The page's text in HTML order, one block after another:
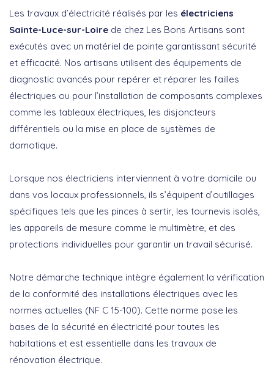
Les travaux d’électricité réalisés par les électriciens
Sainte-Luce-sur-Loire de chez Les Bons Artisans sont
exécutés avec un matériel de pointe garantissant sécurité
et efficacité. Nos artisans utilisent des équipements de
diagnostic avancés pour repérer et réparer les failles
électriques ou pour l’installation de composants complexes
comme les tableaux électriques, les disjoncteurs
différentiels ou la mise en place de systèmes de
domotique.
Lorsque nos électriciens interviennent à votre domicile ou
dans vos locaux professionnels, ils s’équipent d’outillages
spécifiques tels que les pinces à sertir, les tournevis isolés,
les appareils de mesure comme le multimètre, et des
protections individuelles pour garantir un travail sécurisé.
Notre démarche technique intègre également la vérification
de la conformité des installations électriques avec les
normes actuelles (NF C 15-100). Cette norme pose les
bases de la sécurité en électricité pour toutes les
habitations et est essentielle dans les travaux de
rénovation électrique.